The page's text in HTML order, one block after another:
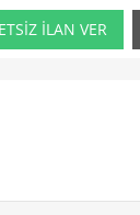
İLAN VER